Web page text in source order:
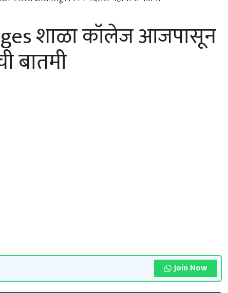
शाळा कॉलेज आजपासून
बातमी
Join Now